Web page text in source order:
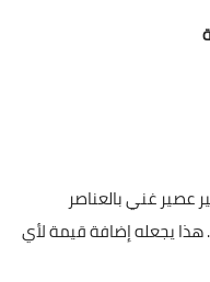
عصير غني بالعناصر
هذا يجعله إضافة قيمة لأي